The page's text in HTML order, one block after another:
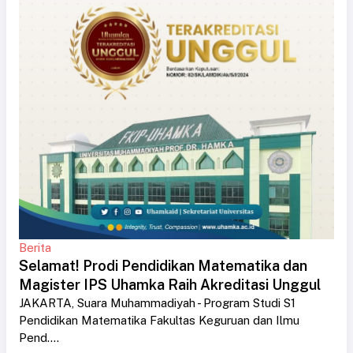
Berita
Selamat! Prodi Pendidikan Matematika dan
Magister IPS Uhamka Raih Akreditasi Unggul
JAKARTA, Suara Muhammadiyah - Program Studi S1
Pendidikan Matematika Fakultas Keguruan dan Ilmu
Pend....